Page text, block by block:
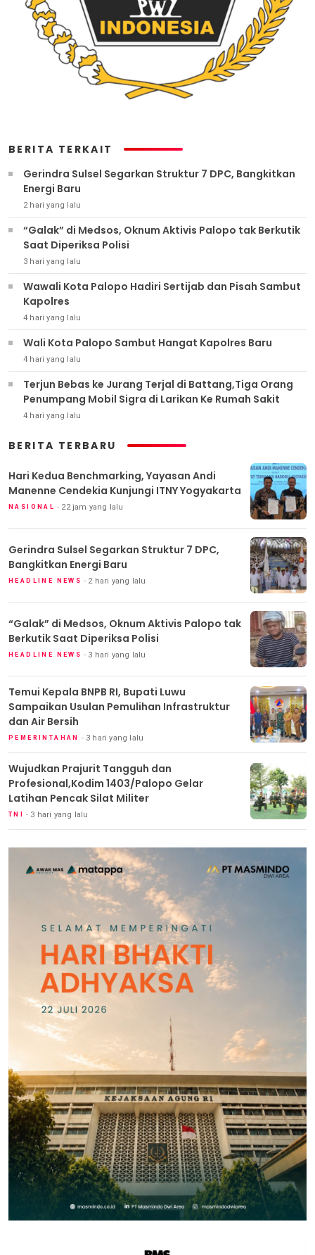
BERITA TERKAIT
Gerindra Sulsel Segarkan Struktur 7 DPC, Bangkitkan
Energi Baru
2 hari yang lalu
“Galak” di Medsos, Oknum Aktivis Palopo tak Berkutik
Saat Diperiksa Polisi
3 hari yang lalu
Wawali Kota Palopo Hadiri Sertijab dan Pisah Sambut
Kapolres
4 hari yang lalu
Wali Kota Palopo Sambut Hangat Kapolres Baru
4 hari yang lalu
Terjun Bebas ke Jurang Terjal di Battang,Tiga Orang
Penumpang Mobil Sigra di Larikan Ke Rumah Sakit
4 hari yang lalu
BERITA TERBARU
Hari Kedua Benchmarking, Yayasan Andi
Manenne Cendekia Kunjungi ITNY Yogyakarta
NASIONAL 22 jam yang lalu
Gerindra Sulsel Segarkan Struktur 7 DPC,
Bangkitkan Energi Baru
HEADLINE NEWS 2 hari yang lalu
“Galak” di Medsos, Oknum Aktivis Palopo tak
Berkutik Saat Diperiksa Polisi
HEADLINE NEWS 3 hari yang lalu
Temui Kepala BNPB RI, Bupati Luwu
Sampaikan Usulan Pemulihan Infrastruktur
dan Air Bersih
PEMERINTAHAN 3 hari yang lalu
Wujudkan Prajurit Tangguh dan
Profesional,Kodim 1403/Palopo Gelar
Latihan Pencak Silat Militer
TNI 3 hari yang lalu